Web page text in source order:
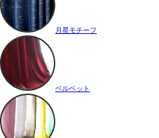
月星モチーフ
ベルベット